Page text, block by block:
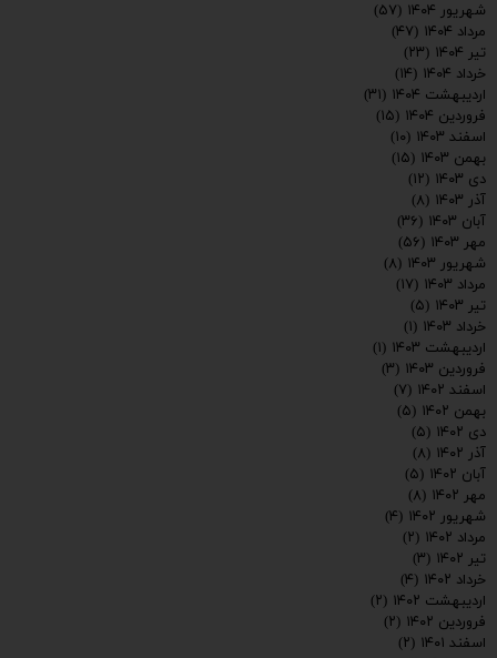
ارسال
شهریور ۱۴۰۴
(۵۷)
مرداد ۱۴۰۴
(۴۷)
تیر ۱۴۰۴
(۲۳)
خرداد ۱۴۰۴
(۱۴)
اردیبهشت ۱۴۰۴
(۳۱)
فروردین ۱۴۰۴
(۱۵)
اسفند ۱۴۰۳
(۱۰)
بهمن ۱۴۰۳
(۱۵)
دی ۱۴۰۳
(۱۲)
آذر ۱۴۰۳
(۸)
آبان ۱۴۰۳
(۳۶)
مهر ۱۴۰۳
(۵۶)
شهریور ۱۴۰۳
(۸)
مرداد ۱۴۰۳
(۱۷)
تیر ۱۴۰۳
(۵)
خرداد ۱۴۰۳
(۱)
اردیبهشت ۱۴۰۳
(۱)
فروردین ۱۴۰۳
(۳)
اسفند ۱۴۰۲
(۷)
بهمن ۱۴۰۲
(۵)
دی ۱۴۰۲
(۵)
آذر ۱۴۰۲
(۸)
آبان ۱۴۰۲
(۵)
مهر ۱۴۰۲
(۸)
شهریور ۱۴۰۲
(۴)
مرداد ۱۴۰۲
(۲)
تیر ۱۴۰۲
(۳)
خرداد ۱۴۰۲
(۴)
اردیبهشت ۱۴۰۲
(۲)
فروردین ۱۴۰۲
(۲)
اسفند ۱۴۰۱
(۲)